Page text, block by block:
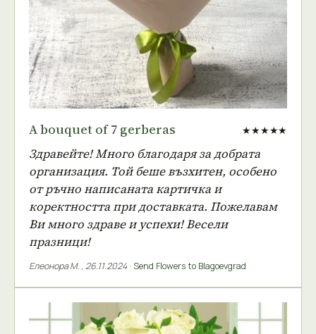
A bouquet of 7 gerberas ★★★★★
Здравейте! Много благодаря за добрата
организация. Той беше възхитен, особено
от ръчно написаната картичка и
коректността при доставката. Пожелавам
Ви много здраве и успехи! Весели
празници!
Елеонора М. , 26.11.2024· Send Flowers to Blagoevgrad